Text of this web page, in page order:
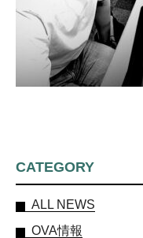
CATEGORY
ALL NEWS
OVA情報